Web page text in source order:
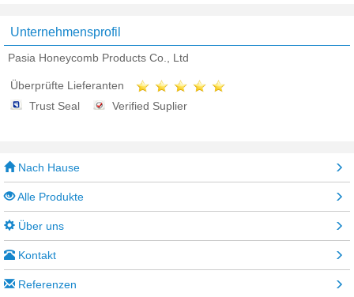
Unternehmensprofil
Pasia Honeycomb Products Co., Ltd
Überprüfte Lieferanten
Trust Seal
Verified Suplier
Nach Hause
Alle Produkte
Über uns
Kontakt
Referenzen